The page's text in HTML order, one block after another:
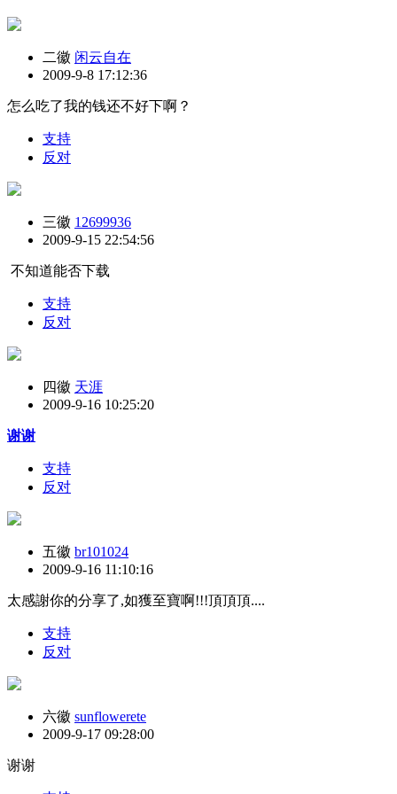
二徽 闲云自在
2009-9-8 17:12:36
怎么吃了我的钱还不好下啊？
支持
反对
三徽 12699936
2009-9-15 22:54:56
不知道能否下载
支持
反对
四徽 天涯
2009-9-16 10:25:20
谢谢
支持
反对
五徽 br101024
2009-9-16 11:10:16
太感謝你的分享了,如獲至寶啊!!!頂頂頂....
支持
反对
六徽 sunflowerete
2009-9-17 09:28:00
谢谢